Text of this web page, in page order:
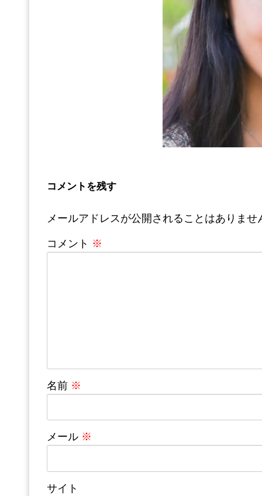
コメントを残す
メールアドレスが公開されることはありませ
コメント ※
名前 ※
メール ※
サイト